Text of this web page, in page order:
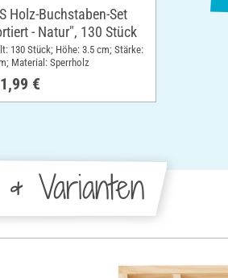
Holz-Buchstaben-Set
- Natur", 130 Stück
130 Stück; Höhe: 3.5 cm; Stärke:
Material: Sperrholz
€
Varianten